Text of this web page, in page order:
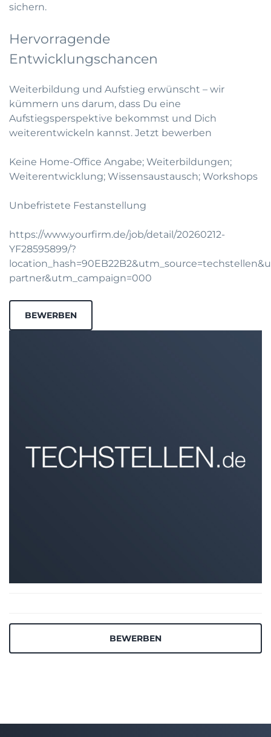
sichern.
Hervorragende
Entwicklungschancen
Weiterbildung und Aufstieg erwünscht – wir
kümmern uns darum, dass Du eine
Aufstiegsperspektive bekommst und Dich
weiterentwickeln kannst. Jetzt bewerben
Keine Home-Office Angabe; Weiterbildungen;
Weiterentwicklung; Wissensaustausch; Workshops
Unbefristete Festanstellung
https://www.yourfirm.de/job/detail/20260212-
YF28595899/?
partner&utm_campaign=000
BEWERBEN
BEWERBEN